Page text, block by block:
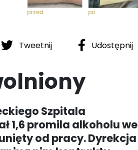
Tweetnij Udostępnij
Szpitala
1,6 promila alkoholu we
od pracy. Dyrekcja